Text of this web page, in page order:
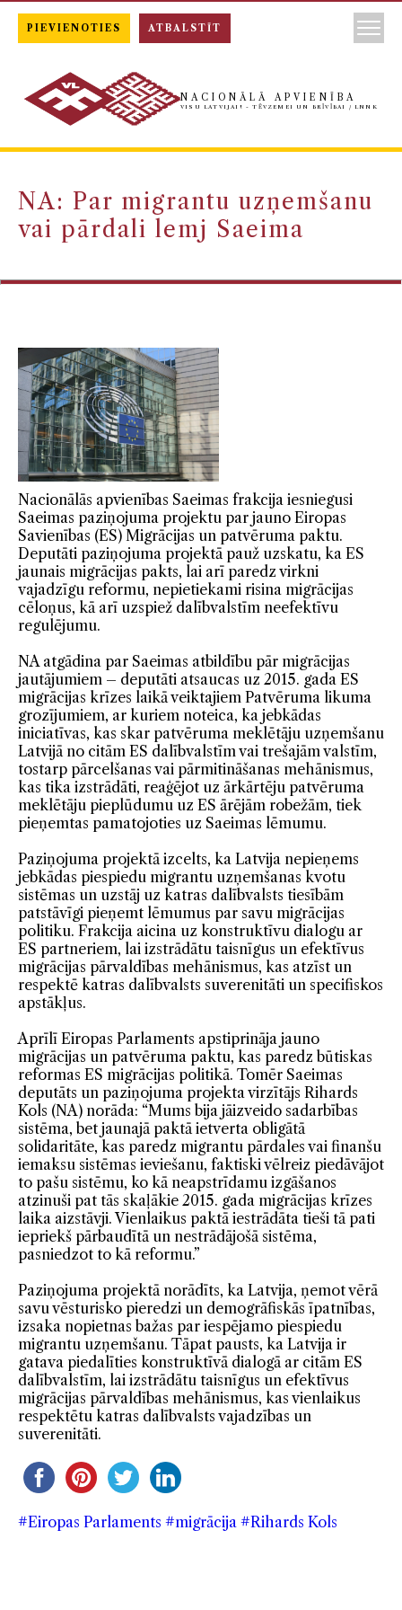
NACIONĀLĀ APVIENĪBA
VISU LATVIJAI! - TĒVZEMEI UN BRĪVĪBAI / LNNK
NA: Par migrantu uzņemšanu
vai pārdali lemj Saeima
Nacionālās apvienības Saeimas frakcija iesniegusi
Saeimas paziņojuma projektu par jauno Eiropas
Savienības (ES) Migrācijas un patvēruma paktu.
Deputāti paziņojuma projektā pauž uzskatu, ka ES
jaunais migrācijas pakts, lai arī paredz virkni
vajadzīgu reformu, nepietiekami risina migrācijas
cēloņus, kā arī uzspiež dalībvalstīm neefektīvu
regulējumu.
NA atgādina par Saeimas atbildību pār migrācijas
jautājumiem – deputāti atsaucas uz 2015. gada ES
migrācijas krīzes laikā veiktajiem Patvēruma likuma
grozījumiem, ar kuriem noteica, ka jebkādas
iniciatīvas, kas skar patvēruma meklētāju uzņemšanu
Latvijā no citām ES dalībvalstīm vai trešajām valstīm,
tostarp pārcelšanas vai pārmitināšanas mehānismus,
kas tika izstrādāti, reaģējot uz ārkārtēju patvēruma
meklētāju pieplūdumu uz ES ārējām robežām, tiek
pieņemtas pamatojoties uz Saeimas lēmumu.
Paziņojuma projektā izcelts, ka Latvija nepieņems
jebkādas piespiedu migrantu uzņemšanas kvotu
sistēmas un uzstāj uz katras dalībvalsts tiesībām
patstāvīgi pieņemt lēmumus par savu migrācijas
politiku. Frakcija aicina uz konstruktīvu dialogu ar
ES partneriem, lai izstrādātu taisnīgus un efektīvus
migrācijas pārvaldības mehānismus, kas atzīst un
respektē katras dalībvalsts suverenitāti un specifiskos
apstākļus.
Aprīlī Eiropas Parlaments apstiprināja jauno
migrācijas un patvēruma paktu, kas paredz būtiskas
reformas ES migrācijas politikā. Tomēr Saeimas
deputāts un paziņojuma projekta virzītājs Rihards
Kols (NA) norāda: “Mums bija jāizveido sadarbības
sistēma, bet jaunajā paktā ietverta obligātā
solidaritāte, kas paredz migrantu pārdales vai finanšu
iemaksu sistēmas ieviešanu, faktiski vēlreiz piedāvājot
to pašu sistēmu, ko kā neapstrīdamu izgāšanos
atzinuši pat tās skaļākie 2015. gada migrācijas krīzes
laika aizstāvji. Vienlaikus paktā iestrādāta tieši tā pati
iepriekš pārbaudītā un nestrādājošā sistēma,
pasniedzot to kā reformu.”
Paziņojuma projektā norādīts, ka Latvija, ņemot vērā
savu vēsturisko pieredzi un demogrāfiskās īpatnības,
izsaka nopietnas bažas par iespējamo piespiedu
migrantu uzņemšanu. Tāpat pausts, ka Latvija ir
gatava piedalīties konstruktīvā dialogā ar citām ES
dalībvalstīm, lai izstrādātu taisnīgus un efektīvus
migrācijas pārvaldības mehānismus, kas vienlaikus
respektētu katras dalībvalsts vajadzības un
suverenitāti.
#Eiropas Parlaments #migrācija #Rihards Kols
PIEVIENOTIES ATBALSTĪT